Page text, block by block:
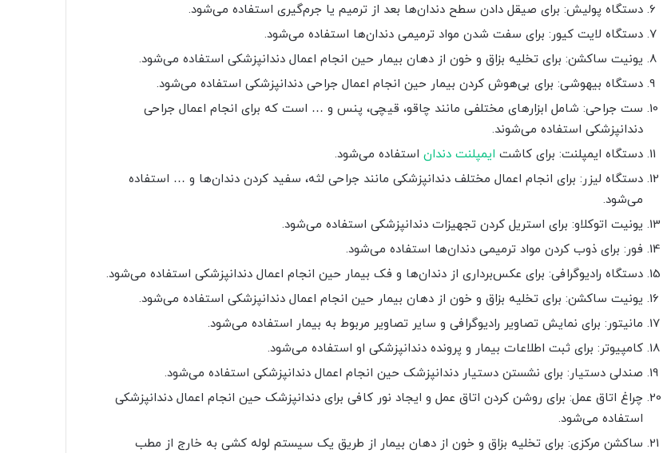
دستگاه پولیش: برای صیقل دادن سطح دندان‌ها بعد از ترمیم یا جرم‌گیری استفاده می‌شود.
دستگاه لایت کیور: برای سفت شدن مواد ترمیمی دندان‌ها استفاده می‌شود.
یونیت ساکشن: برای تخلیه بزاق و خون از دهان بیمار حین انجام اعمال دندانپزشکی استفاده می‌شود.
دستگاه بیهوشی: برای بی‌هوش کردن بیمار حین انجام اعمال جراحی دندانپزشکی استفاده می‌شود.
ست جراحی: شامل ابزارهای مختلفی مانند چاقو، قیچی، پنس و … است که برای انجام اعمال جراحی
دندانپزشکی استفاده می‌شوند.
دستگاه ایمپلنت: برای کاشت ایمپلنت دندان استفاده می‌شود.
دستگاه لیزر: برای انجام اعمال مختلف دندانپزشکی مانند جراحی لثه، سفید کردن دندان‌ها و … استفاده
می‌شود.
یونیت اتوکلاو: برای استریل کردن تجهیزات دندانپزشکی استفاده می‌شود.
فور: برای ذوب کردن مواد ترمیمی دندان‌ها استفاده می‌شود.
دستگاه رادیوگرافی: برای عکس‌برداری از دندان‌ها و فک بیمار حین انجام اعمال دندانپزشکی استفاده می‌شود.
یونیت ساکشن: برای تخلیه بزاق و خون از دهان بیمار حین انجام اعمال دندانپزشکی استفاده می‌شود.
مانیتور: برای نمایش تصاویر رادیوگرافی و سایر تصاویر مربوط به بیمار استفاده می‌شود.
کامپیوتر: برای ثبت اطلاعات بیمار و پرونده دندانپزشکی او استفاده می‌شود.
صندلی دستیار: برای نشستن دستیار دندانپزشک حین انجام اعمال دندانپزشکی استفاده می‌شود.
چراغ اتاق عمل: برای روشن کردن اتاق عمل و ایجاد نور کافی برای دندانپزشک حین انجام اعمال دندانپزشکی
استفاده می‌شود.
ساکشن مرکزی: برای تخلیه بزاق و خون از دهان بیمار از طریق یک سیستم لوله کشی به خارج از مطب